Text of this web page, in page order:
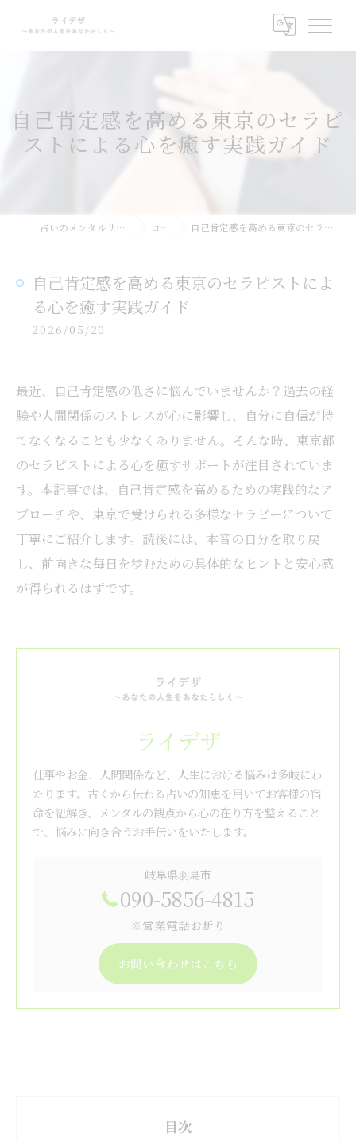
自己肯定感を高める東京のセラピ
ストによる心を癒す実践ガイド
占いのメンタルサポートならライデザ コラム 自己肯定感を高める東京のセラピストによる心を癒す実践ガイド
自己肯定感を高める東京のセラピストによ
る心を癒す実践ガイド
2026/05/20
最近、自己肯定感の低さに悩んでいませんか？過去の経
験や人間関係のストレスが心に影響し、自分に自信が持
てなくなることも少なくありません。そんな時、東京都
のセラピストによる心を癒すサポートが注目されていま
す。本記事では、自己肯定感を高めるための実践的なア
プローチや、東京で受けられる多様なセラピーについて
丁寧にご紹介します。読後には、本音の自分を取り戻
し、前向きな毎日を歩むための具体的なヒントと安心感
が得られるはずです。
ライデザ
仕事やお金、人間関係など、人生における悩みは多岐にわ
たります。古くから伝わる占いの知恵を用いてお客様の宿
命を紐解き、メンタルの観点から心の在り方を整えること
で、悩みに向き合うお手伝いをいたします。
岐阜県羽島市
090-5856-4815
※営業電話お断り
お問い合わせはこちら
目次